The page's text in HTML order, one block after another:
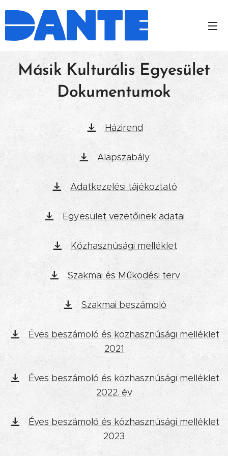
Másik Kulturális Egyesület
Dokumentumok
Házirend
Alapszabály
Adatkezelési tájékoztató
Egyesület vezetőinek adatai
Közhasznúsági melléklet
Szakmai és Működési terv
Szakmai beszámoló
Éves beszámoló és közhasznúsági melléklet
2021
Éves beszámoló és közhasznúsági melléklet
2022. év
Éves beszámoló és közhasznúsági melléklet
2023